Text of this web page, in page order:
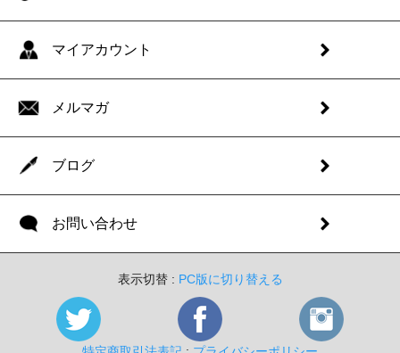
マイアカウント
メルマガ
ブログ
お問い合わせ
表示切替 : PC版に切り替える